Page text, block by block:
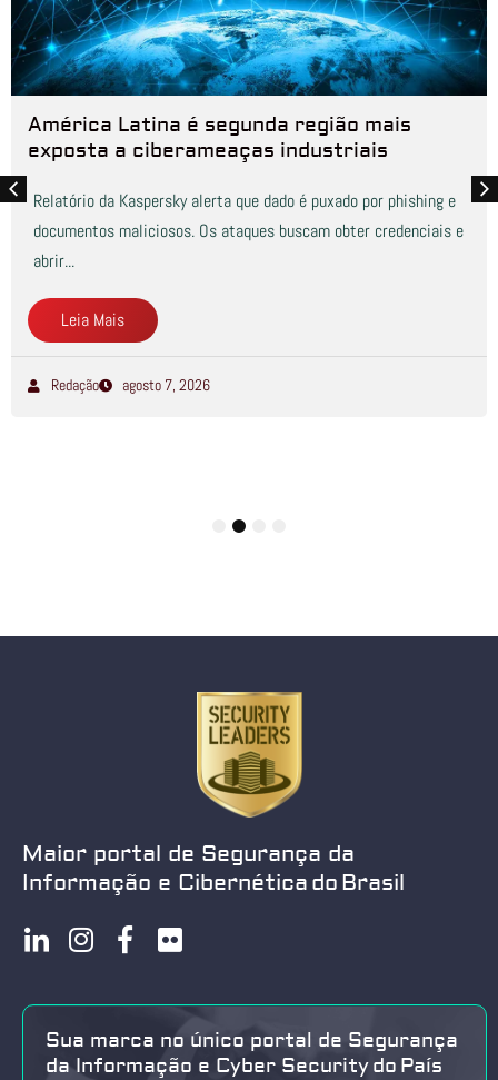
América Latina é segunda região mais
exposta a ciberameaças industriais
Relatório da Kaspersky alerta que dado é puxado por phishing e
documentos maliciosos. Os ataques buscam obter credenciais e
abrir...
Leia Mais
Redação agosto 7, 2026
Maior portal de Segurança da
Informação e Cibernética do Brasil
Sua marca no único portal de Segurança
da Informação e Cyber Security do País